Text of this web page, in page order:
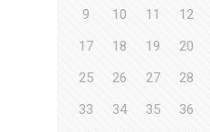
9 10 11 12
17
18 19 20
25
26 27 28
33
34 35 36